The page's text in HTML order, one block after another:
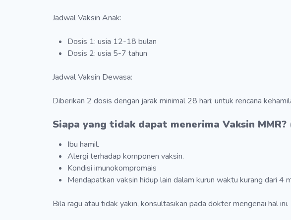
Jadwal Vaksin Anak:
Dosis 1: usia 12-18 bulan
Dosis 2: usia 5-7 tahun
Jadwal Vaksin Dewasa:
Diberikan 2 dosis dengan jarak minimal 28 hari; untuk rencana
Siapa yang tidak dapat menerima Vaksin MMR?
Ibu hamil.
Alergi terhadap komponen vaksin.
Kondisi imunokompromais
Mendapatkan vaksin hidup lain dalam kurun waktu kurang dari 4
Bila ragu atau tidak yakin, konsultasikan pada dokter mengenai hal ini.